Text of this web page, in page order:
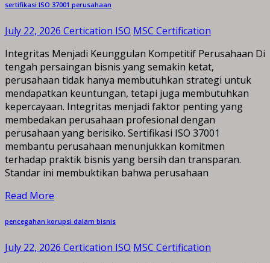
sertifikasi ISO 37001 perusahaan
July 22, 2026 Certication ISO MSC Certification
Integritas Menjadi Keunggulan Kompetitif Perusahaan Di
tengah persaingan bisnis yang semakin ketat,
perusahaan tidak hanya membutuhkan strategi untuk
mendapatkan keuntungan, tetapi juga membutuhkan
kepercayaan. Integritas menjadi faktor penting yang
membedakan perusahaan profesional dengan
perusahaan yang berisiko. Sertifikasi ISO 37001
membantu perusahaan menunjukkan komitmen
terhadap praktik bisnis yang bersih dan transparan.
Standar ini membuktikan bahwa perusahaan
Read More
pencegahan korupsi dalam bisnis
July 22, 2026 Certication ISO MSC Certification